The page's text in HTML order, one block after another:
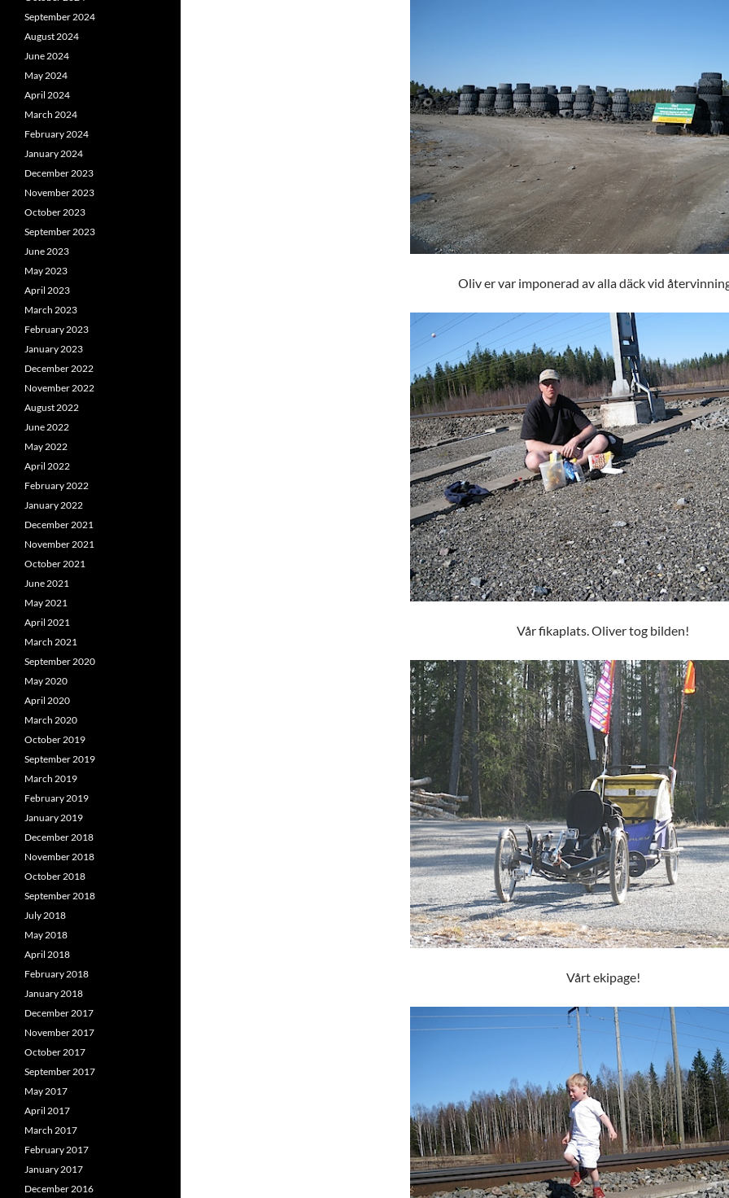
Oliv er var imponerad av alla däck vid
Vår fikaplats. Oliver tog bilden!
Vårt ekipage!
September 2024
August 2024
June 2024
May 2024
April 2024
March 2024
February 2024
January 2024
December 2023
November 2023
October 2023
September 2023
June 2023
May 2023
April 2023
March 2023
February 2023
January 2023
December 2022
November 2022
August 2022
June 2022
May 2022
April 2022
February 2022
January 2022
December 2021
November 2021
October 2021
June 2021
May 2021
April 2021
March 2021
September 2020
May 2020
April 2020
March 2020
October 2019
September 2019
March 2019
February 2019
January 2019
December 2018
November 2018
October 2018
September 2018
July 2018
May 2018
April 2018
February 2018
January 2018
December 2017
November 2017
October 2017
September 2017
May 2017
April 2017
March 2017
February 2017
January 2017
December 2016